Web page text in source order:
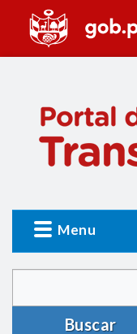
Menu
Buscar